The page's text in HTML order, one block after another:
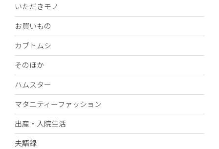
いただきモノ
お買いもの
カブトムシ
そのほか
ハムスター
マタニティーファッション
出産・入院生活
夫語録